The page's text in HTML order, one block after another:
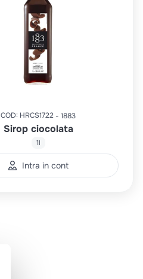
COD: HRCS1722 1883
Sirop ciocolata
1l
Intra in cont